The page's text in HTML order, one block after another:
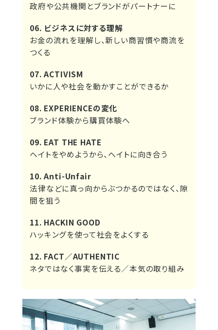
政府や公共機関とブランドがパートナーに
06. ビジネスに対する理解
お金の流れを理解し、新しい商習慣や商流を
つくる
07. ACTIVISM
いかに人や社会を動かすことができるか
08. EXPERIENCEの変化
ブランド体験から購買体験へ
09. EAT THE HATE
ヘイトをやめようから、ヘイトに向き合う
10. Anti-Unfair
法律などに真っ向からぶつかるのではなく、隙
間を狙う
11. HACKIN GOOD
ハッキングを使って社会をよくする
12. FACT／AUTHENTIC
ネタではなく事実を伝える／本気の取り組み